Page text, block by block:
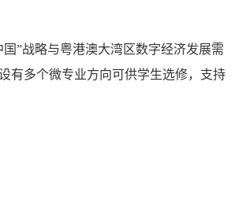
”战略与粤港澳大湾区数字经济发展需
有多个微专业方向可供学生选修，支持